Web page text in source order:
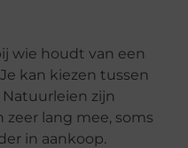
wie houdt van een
kan kiezen tussen
zijn
lang mee, soms
in aankoop.